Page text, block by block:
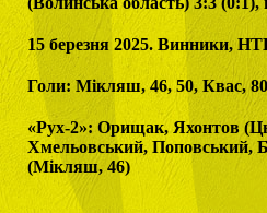
15 березня 2025. Винники,
Голи: Мікляш, 46, 50, Квас,
«Рух-2»: Орищак, Яхонтов
Хмельовський, Поповський,
(Мікляш, 46)